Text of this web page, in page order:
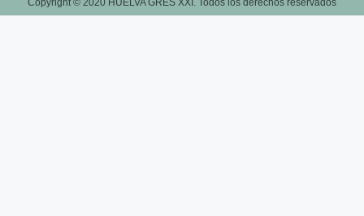
Copyright © 2020 HUELVA GRES XXI. Todos los derechos reservados